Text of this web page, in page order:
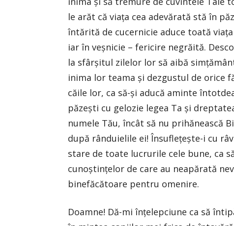
le arăt că viaţa cea adevărată stă în
întărită de cucernicie aduce toată
iar în veşnicie – fericire negrăită.
la sfârşitul zilelor lor să aibă
inima lor teama şi dezgustul de orice
căile lor, ca să-şi aducă aminte
păzeşti cu gelozie legea Ta şi
numele Tău, încât să nu prihănească
după rânduielile ei! Însufleţeşte-i cu
stare de toate lucrurile cele bune, ca
cunoştinţelor de care au neapărată
binefăcătoare pentru omenire.
Doamne! Dă-mi înţelepciune ca să